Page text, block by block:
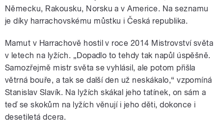
Německu, Rakousku, Norsku a v Americe. Na seznamu
je díky harrachovskému můstku i Česká republika.
Mamut v Harrachově hostil v roce 2014 Mistrovství světa
v letech na lyžích. „Dopadlo to tehdy tak napůl úspěšně.
Samozřejmě mistr světa se vyhlásil, ale potom přišla
větrná bouře, a tak se další den už neskákalo,“ vzpomíná
Stanislav Slavík. Na lyžích skákal jeho tatínek, on sám a
teď se skokům na lyžích věnují i jeho děti, dokonce i
desetiletá dcera.